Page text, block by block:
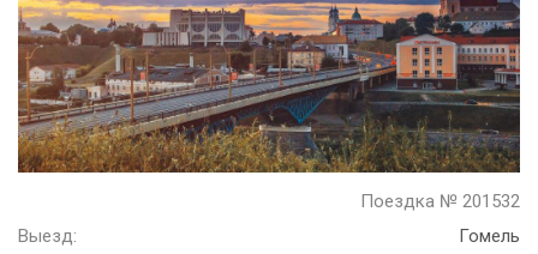
Поездка № 201532
Выезд:
Гомель